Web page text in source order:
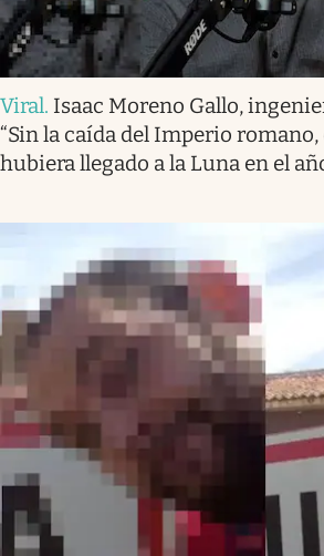
Viral. Isaac Moreno Gallo,
“Sin la caída del Imperio
hubiera llegado a la Luna en el